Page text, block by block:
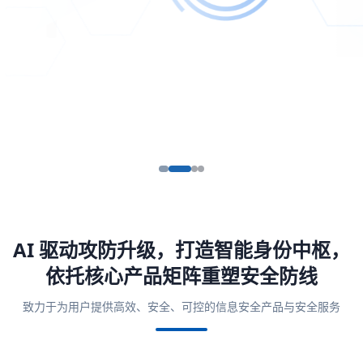
AI 驱动攻防升级，打造智能身份中枢，
依托核心产品矩阵重塑安全防线
致力于为用户提供高效、安全、可控的信息安全产品与安全服务